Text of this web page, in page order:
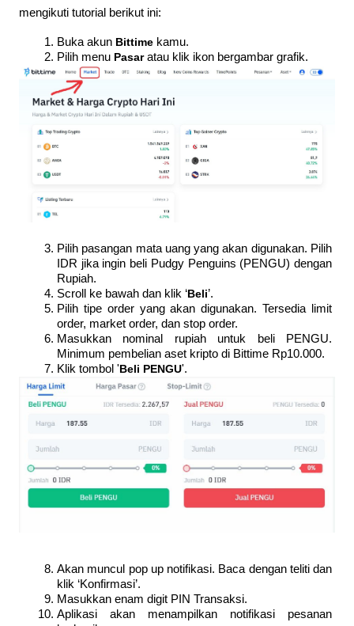
mengikuti tutorial berikut ini:
Buka akun Bittime kamu.
Pilih menu Pasar atau klik ikon bergambar grafik.
Pilih pasangan mata uang yang akan digunakan. Pilih
IDR jika ingin beli Pudgy Penguins (PENGU) dengan
Rupiah.
Scroll ke bawah dan klik ‘Beli’.
Pilih tipe order yang akan digunakan. Tersedia limit
order, market order, dan stop order.
Masukkan nominal rupiah untuk beli PENGU.
Minimum pembelian aset kripto di Bittime Rp10.000.
Klik tombol 'Beli PENGU'.
Akan muncul pop up notifikasi. Baca dengan teliti dan
klik ‘Konfirmasi’.
Masukkan enam digit PIN Transaksi.
Aplikasi akan menampilkan notifikasi pesanan